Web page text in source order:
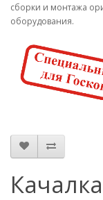
сборки и монтажа
оборудования.